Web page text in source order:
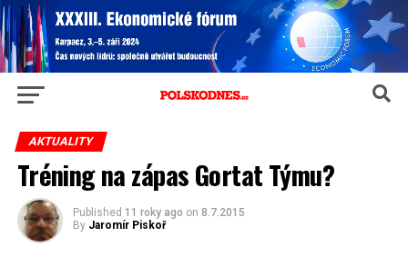
AKTUALITY
Tréning na zápas Gortat Týmu?
Published 11 roky ago on 8.7.2015
By Jaromír Piskoř